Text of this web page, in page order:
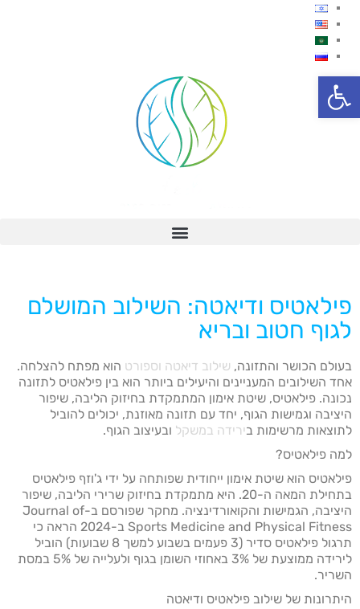
פתח סרגל נגישות
פילאטיס ודיאטה: השילוב המושלם
לגוף חטוב ובריא
בעולם הכושר והתזונה, שילוב דיאטה וספורט הוא מפתח להצלחה.
אחד השילובים המעניינים והיעילים ביותר הוא בין פילאטיס לתזונה
נכונה. פילאטיס, שיטת אימון המתמקדת בחיזוק הליבה, שיפור
היציבה וגמישות הגוף, יחד עם תזונה מאוזנת, יכולים להוביל
לתוצאות מרשימות בירידה במשקל ובעיצוב הגוף.
למה פילאטיס?
פילאטיס הוא שיטת אימון ייחודית שפותחה על ידי ג'וזף פילאטיס
בתחילת המאה ה-20. היא מתמקדת בחיזוק שרירי הליבה, שיפור
היציבה, הגמישות והקואורדינציה. מחקר שפורסם ב-Journal of
Sports Medicine and Physical Fitness ב-2024 הראה כי
תרגול פילאטיס סדיר (3 פעמים בשבוע למשך 8 שבועות) הוביל
לירידה ממוצעת של 3% באחוזי השומן בגוף ולעלייה של 5% במסת
השריר.
היתרונות של שילוב פילאטיס ודיאטה